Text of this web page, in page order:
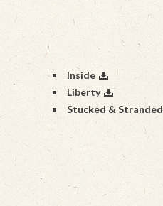
Inside
Liberty
Stucked & Stranded